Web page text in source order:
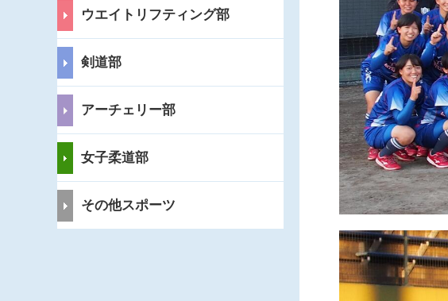
ウエイトリフティング部
剣道部
アーチェリー部
女子柔道部
その他スポーツ